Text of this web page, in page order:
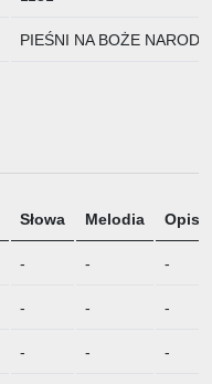
PIEŚNI NA BOŻE
Słowa Melodia Opis
- - -
- - -
- - -